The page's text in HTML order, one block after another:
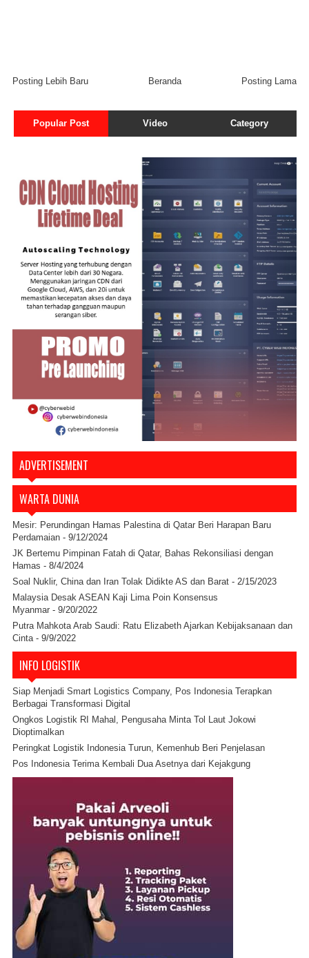
Posting Lebih Baru Posting Lama
Beranda
Popular Post Video Category
ADVERTISEMENT
WARTA DUNIA
Mesir: Perundingan Hamas Palestina di Qatar Beri Harapan Baru
Perdamaian - 9/12/2024
JK Bertemu Pimpinan Fatah di Qatar, Bahas Rekonsiliasi dengan
Hamas - 8/4/2024
Soal Nuklir, China dan Iran Tolak Didikte AS dan Barat - 2/15/2023
Malaysia Desak ASEAN Kaji Lima Poin Konsensus
Myanmar - 9/20/2022
Putra Mahkota Arab Saudi: Ratu Elizabeth Ajarkan Kebijaksanaan dan
Cinta- 9/9/2022
INFO LOGISTIK
Siap Menjadi Smart Logistics Company, Pos Indonesia Terapkan
Berbagai Transformasi Digital
Ongkos Logistik RI Mahal, Pengusaha Minta Tol Laut Jokowi
Dioptimalkan
Peringkat Logistik Indonesia Turun, Kemenhub Beri Penjelasan
Pos Indonesia Terima Kembali Dua Asetnya dari Kejakgung